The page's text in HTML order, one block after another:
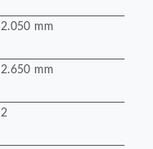
2.050 mm
2.650 mm
2